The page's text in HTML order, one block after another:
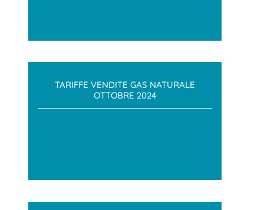
TARIFFE VENDITE GAS NATURALE
OTTOBRE 2024